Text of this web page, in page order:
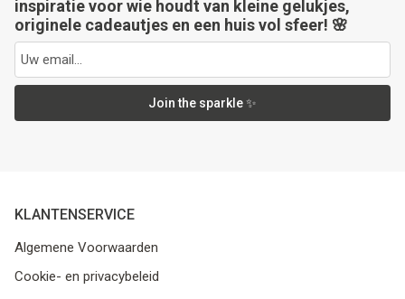
inspiratie voor wie houdt van kleine gelukjes,
originele cadeautjes en een huis vol sfeer! 🌸
Join the sparkle ✨
KLANTENSERVICE
Algemene Voorwaarden
Cookie- en privacybeleid